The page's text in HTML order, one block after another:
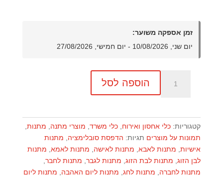
זמן אספקה משוער:
יום שני, 10/08/2026 - יום חמישי, 27/08/2026
הוספה לסל
קטגוריות: כלי אחסון ואירוח כלי משרד, מוצרי מתנה מתנות,
תמונות על מוצרים תגיות: הדפסת סובלימציה
מתנות
אישיות, מתנות לאבא, מתנות לאישה מתנות לאמא, מתנות
לבן הזוג, מתנות לבת הזוג, מתנות לגבר, מתנות לחבר,
מתנות לחברה
מתנות לחג, מתנות ליום האהבה
מתנות ליום